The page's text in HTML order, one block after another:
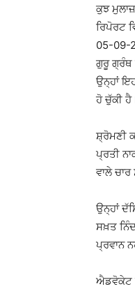
ਕੁਝ
ਰਿਪੋਰਟ
05-09-
ਗੁਰੂ ਗ੍ਰੰਥ
ਉਨ੍ਹਾਂ
ਹੋ ਚੁੱਕੀ
ਸ਼੍ਰੋਮਣੀ
ਪ੍ਰਤੀ
ਵਾਲੇ
ਉਨ੍ਹਾਂ
ਸਖ਼ਤ
ਪ੍ਰਵਾਨ
ਐਡਵੋਕੇਟ